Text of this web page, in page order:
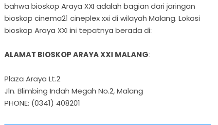
bahwa bioskop Araya XXI adalah bagian dari jaringan
bioskop cinema21 cineplex xxi di wilayah Malang. Lokasi
bioskop Araya XXI ini tepatnya berada di:
ALAMAT BIOSKOP ARAYA XXI MALANG:
Plaza Araya Lt.2
Jln. Blimbing Indah Megah No.2, Malang
PHONE: (0341) 408201